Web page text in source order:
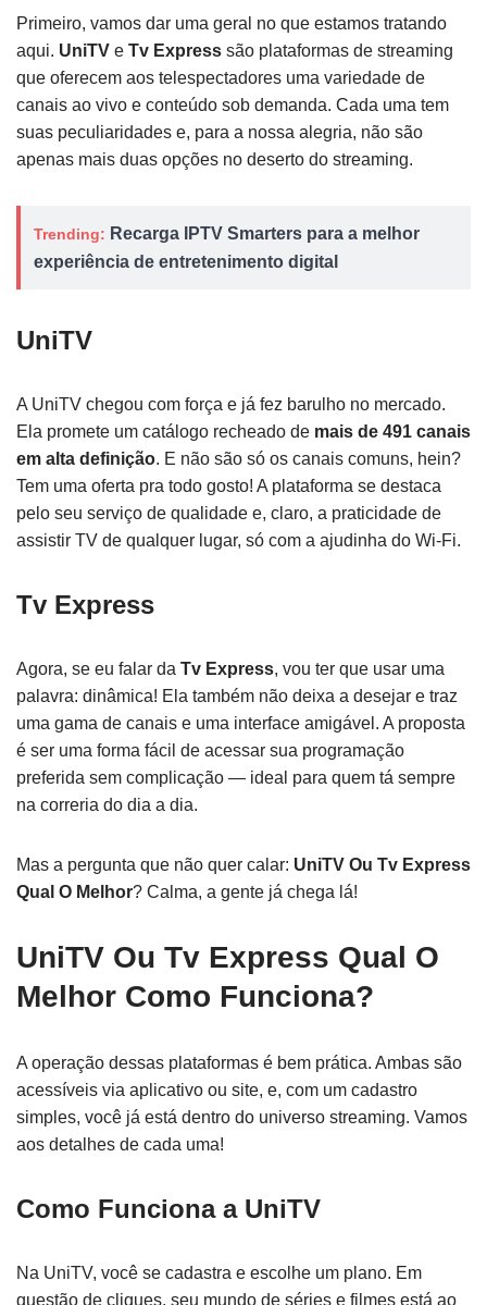
Primeiro, vamos dar uma geral no que estamos tratando
aqui. UniTV e Tv Express são plataformas de streaming
que oferecem aos telespectadores uma variedade de
canais ao vivo e conteúdo sob demanda. Cada uma tem
suas peculiaridades e, para a nossa alegria, não são
apenas mais duas opções no deserto do streaming.
Trending: Recarga IPTV Smarters para a melhor
experiência de entretenimento digital
UniTV
A UniTV chegou com força e já fez barulho no mercado.
Ela promete um catálogo recheado de mais de 491 canais
em alta definição. E não são só os canais comuns, hein?
Tem uma oferta pra todo gosto! A plataforma se destaca
pelo seu serviço de qualidade e, claro, a praticidade de
assistir TV de qualquer lugar, só com a ajudinha do Wi-Fi.
Tv Express
Agora, se eu falar da Tv Express, vou ter que usar uma
palavra: dinâmica! Ela também não deixa a desejar e traz
uma gama de canais e uma interface amigável. A proposta
é ser uma forma fácil de acessar sua programação
preferida sem complicação — ideal para quem tá sempre
na correria do dia a dia.
Mas a pergunta que não quer calar: UniTV Ou Tv Express
Qual O Melhor? Calma, a gente já chega lá!
UniTV Ou Tv Express Qual O
Melhor Como Funciona?
A operação dessas plataformas é bem prática. Ambas são
acessíveis via aplicativo ou site, e, com um cadastro
simples, você já está dentro do universo streaming. Vamos
aos detalhes de cada uma!
Como Funciona a UniTV
Na UniTV, você se cadastra e escolhe um plano. Em
questão de cliques, seu mundo de séries e filmes está ao